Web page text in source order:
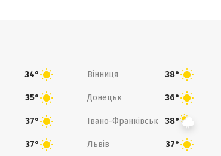
34° Вінниця 38°
35° Донецьк 36°
37° Івано-Франківськ 38°
37° Львів 37°